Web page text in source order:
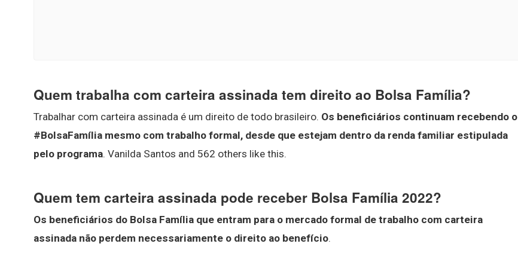
Quem trabalha com carteira assinada tem direito ao Bolsa Família?
Trabalhar com carteira assinada é um direito de todo brasileiro. Os beneficiários continuam recebendo o
#BolsaFamília mesmo com trabalho formal, desde que estejam dentro da renda familiar estipulada
pelo programa. Vanilda Santos and 562 others like this.
Quem tem carteira assinada pode receber Bolsa Família 2022?
Os beneficiários do Bolsa Família que entram para o mercado formal de trabalho com carteira
assinada não perdem necessariamente o direito ao benefício.